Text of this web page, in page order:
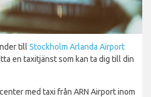
till Stockholm Arlanda Airport
en taxitjänst som kan ta dig till din
med taxi från ARN Airport inom